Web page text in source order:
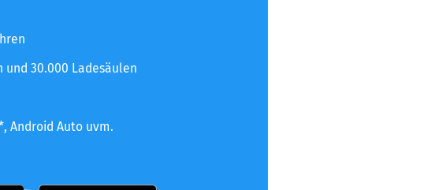
30.000 Ladesäulen
Android Auto uvm.